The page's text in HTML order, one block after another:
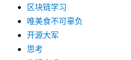
区块链学习
唯美食不可辜负
开源大军
思考